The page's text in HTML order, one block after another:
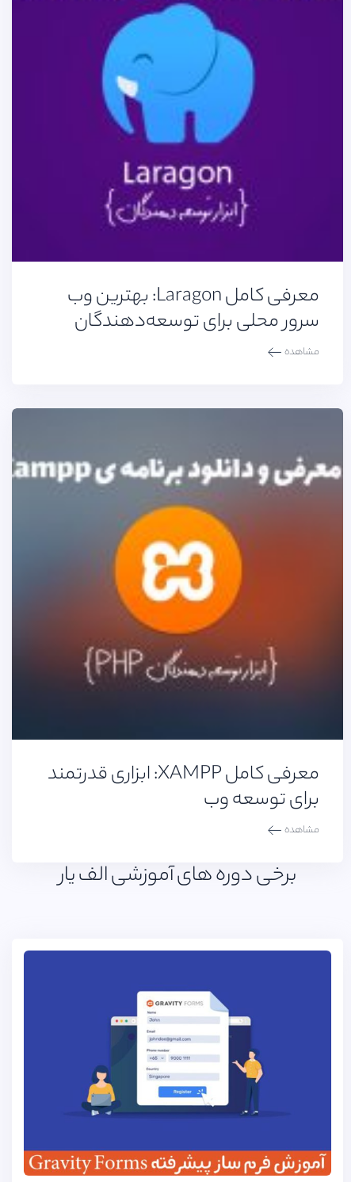
معرفی کامل Laragon: بهترین وب
سرور محلی برای توسعه‌دهندگان
مشاهده
معرفی کامل XAMPP: ابزاری قدرتمند
برای توسعه وب
مشاهده
برخی دوره های آموزشی الف یار